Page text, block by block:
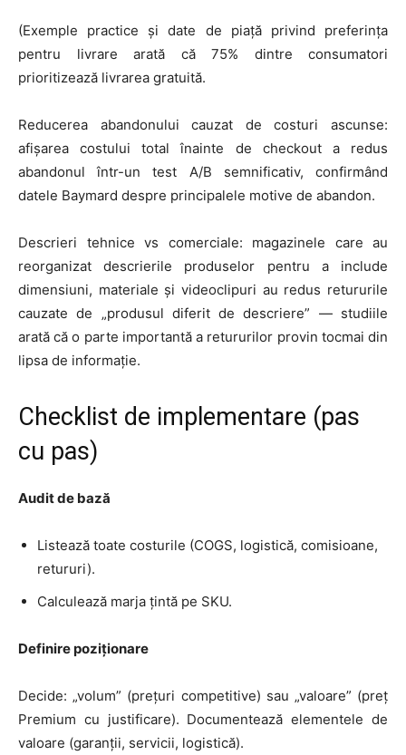
(Exemple practice și date de piață privind preferința
pentru livrare arată că 75% dintre consumatori
prioritizează livrarea gratuită.
Reducerea abandonului cauzat de costuri ascunse:
afișarea costului total înainte de checkout a redus
abandonul într-un test A/B semnificativ, confirmând
datele Baymard despre principalele motive de abandon.
Descrieri tehnice vs comerciale: magazinele care au
reorganizat descrierile produselor pentru a include
dimensiuni, materiale și videoclipuri au redus retururile
cauzate de „produsul diferit de descriere” — studiile
arată că o parte importantă a retururilor provin tocmai din
lipsa de informație.
Checklist de implementare (pas
cu pas)
Audit de bază
Listează toate costurile (COGS, logistică, comisioane,
retururi).
Calculează marja țintă pe SKU.
Definire poziționare
Decide: „volum” (prețuri competitive) sau „valoare” (preț
Premium cu justificare). Documentează elementele de
valoare (garanții, servicii, logistică).